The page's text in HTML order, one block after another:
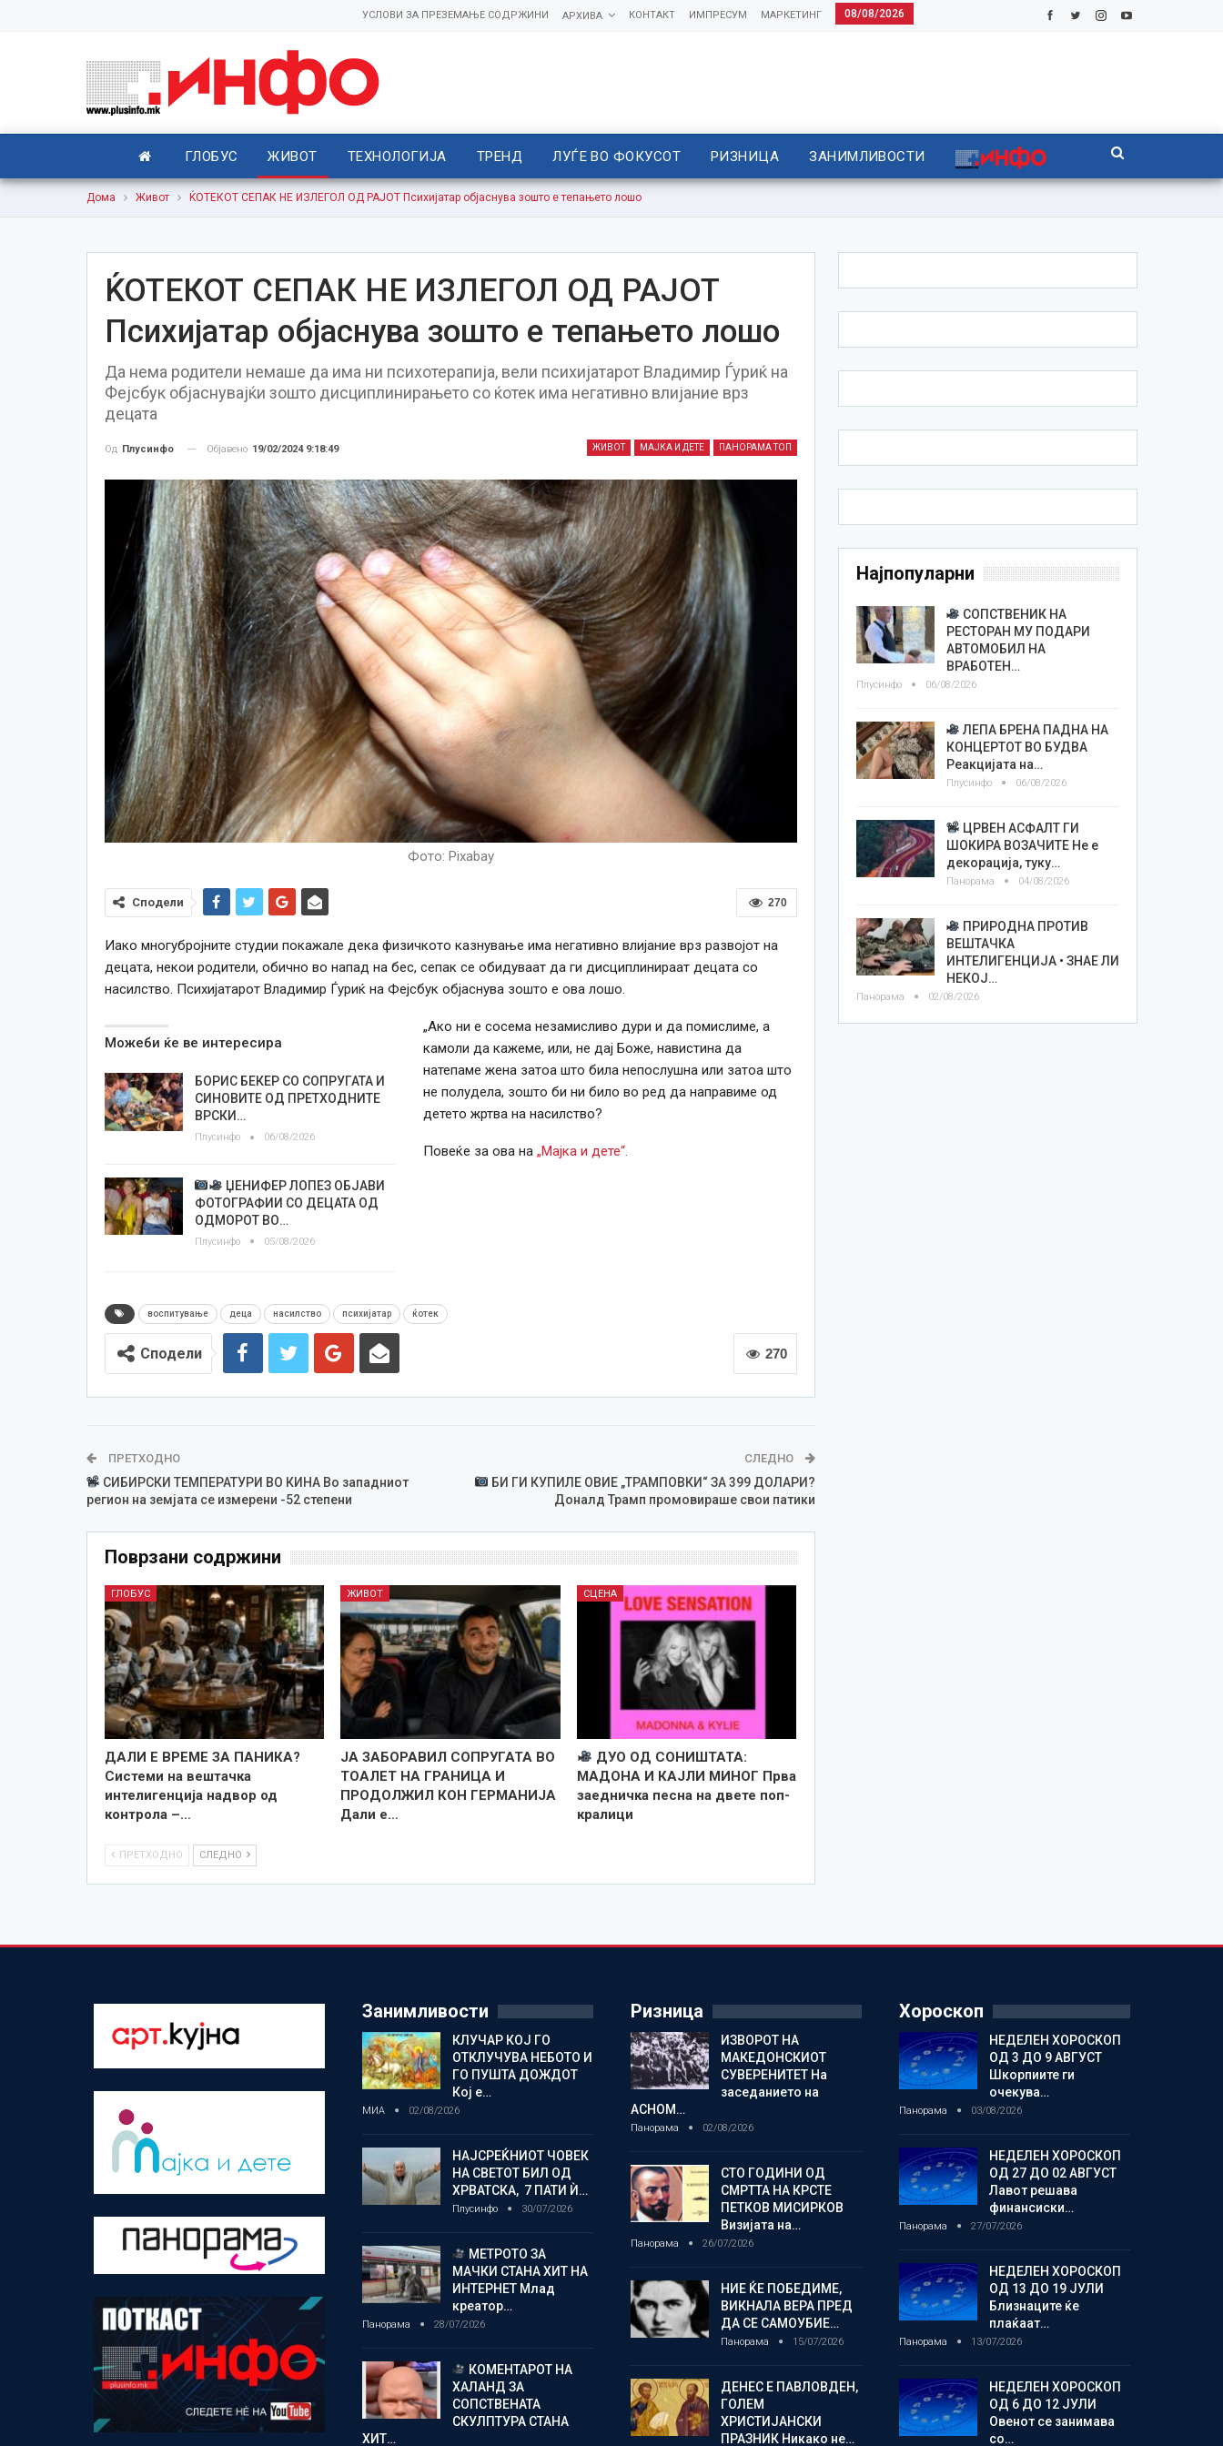
08/08/2026
МАРКЕТИНГ
ИМПРЕСУМ
КОНТАКТ
АРХИВА
УСЛОВИ ЗА ПРЕЗЕМАЊЕ СОДРЖИНИ
ГЛОБУС ЖИВОТ ТЕХНОЛОГИЈА ТРЕНД ЛУЃЕ ВО ФОКУСОТ РИЗНИЦА ЗАНИМЛИВОСТИ
Дома Живот ЌОТЕКОТ СЕПАК НЕ ИЗЛЕГОЛ ОД РАЈОТ Психијатар објаснува зошто е тепањето лошо
ЌОТЕКОТ СЕПАК НЕ ИЗЛЕГОЛ ОД РАЈОТ
Психијатар објаснува зошто е тепањето лошо
Да нема родители немаше да има ни психотерапија, вели психијатарот Владимир Ѓуриќ на
Фејсбук објаснувајќи зошто дисциплинирањето со ќотек има негативно влијание врз
децата
ЖИВОТ МАЈКА И ДЕТЕ ПАНОРАМА ТОП
Од Плусинфо Објавено 19/02/2024 9:18:49
Фото: Pixabay
270
Сподели
Иако многубројните студии покажале дека физичкото казнување има негативно влијание врз развојот на
децата, некои родители, обично во напад на бес, сепак се обидуваат да ги дисциплинираат децата со
насилство. Психијатарот Владимир Ѓуриќ на Фејсбук објаснува зошто е ова лошо.
Можеби ќе ве интересира
БОРИС БЕКЕР СО СОПРУГАТА И
СИНОВИТЕ ОД ПРЕТХОДНИТЕ
ВРСКИ…
Плусинфо 06/08/2026
ЏЕНИФЕР ЛОПЕЗ ОБЈАВИ
ФОТОГРАФИИ СО ДЕЦАТА ОД
ОДМОРОТ ВО…
Плусинфо 05/08/2026
„Ако ни е сосема незамисливо дури и да помислиме, а
камоли да кажеме, или, не дај Боже, навистина да
натепаме жена затоа што била непослушна или затоа што
не полудела, зошто би ни било во ред да направиме од
детето жртва на насилство?
Повеќе за ова на „Мајка и дете“.
воспитување деца насилство психијатар ќотек
270
Сподели
ПРЕТХОДНО
СИБИРСКИ ТЕМПЕРАТУРИ ВО КИНА Во западниот
регион на земјата се измерени -52 степени
СЛЕДНО
БИ ГИ КУПИЛЕ ОВИЕ „ТРАМПОВКИ“ ЗА 399 ДОЛАРИ?
Доналд Трамп промовираше свои патики
Поврзани содржини
ГЛОБУС
ДАЛИ Е ВРЕМЕ ЗА ПАНИКА?
Системи на вештачка
интелигенција надвор од
контрола –…
ЖИВОТ
ЈА ЗАБОРАВИЛ СОПРУГАТА ВО
ТОАЛЕТ НА ГРАНИЦА И
ПРОДОЛЖИЛ КОН ГЕРМАНИЈА
Дали е…
СЦЕНА
ДУО ОД СОНИШТАТА:
МАДОНА И КАЈЛИ МИНОГ Прва
заедничка песна на двете поп-
кралици
ПРЕТХОДНО СЛЕДНО
Најпопуларни
СОПСТВЕНИК НА
РЕСТОРАН МУ ПОДАРИ
АВТОМОБИЛ НА
ВРАБОТЕН…
Плусинфо 06/08/2026
ЛЕПА БРЕНА ПАДНА НА
КОНЦЕРТОТ ВО БУДВА
Реакцијата на…
Плусинфо 06/08/2026
ЦРВЕН АСФАЛТ ГИ
ШОКИРА ВОЗАЧИТЕ Не е
декорација, туку…
Панорама 04/08/2026
ПРИРОДНА ПРОТИВ
ВЕШТАЧКА
ИНТЕЛИГЕНЦИЈА • ЗНАЕ ЛИ
НЕКОЈ…
Панорама 02/08/2026
Занимливости
КЛУЧАР КОЈ ГО
ОТКЛУЧУВА НЕБОТО И
ГО ПУШТА ДОЖДОТ
Кој е…
МИА 02/08/2026
НАЈСРЕЌНИОТ ЧОВЕК
НА СВЕТОТ БИЛ ОД
ХРВАТСКА, 7 ПАТИ Ѝ…
Плусинфо 30/07/2026
МЕТРОТО ЗА
МАЧКИ СТАНА ХИТ НА
ИНТЕРНЕТ Млад
креатор…
Панорама 28/07/2026
КОМЕНТАРОТ НА
ХАЛАНД ЗА
СОПСТВЕНАТА
СКУЛПТУРА СТАНА
ХИТ…
Ризница
ИЗВОРОТ НА
МАКЕДОНСКИОТ
СУВЕРЕНИТЕТ На
заседанието на
АСНОМ…
Панорама 02/08/2026
СТО ГОДИНИ ОД
СМРТТА НА КРСТЕ
ПЕТКОВ МИСИРКОВ
Визијата на…
Панорама 26/07/2026
НИЕ ЌЕ ПОБЕДИМЕ,
ВИКНАЛА ВЕРА ПРЕД
ДА СЕ САМОУБИЕ…
Панорама 15/07/2026
ДЕНЕС Е ПАВЛОВДЕН,
ГОЛЕМ
ХРИСТИЈАНСКИ
ПРАЗНИК Никако не…
Хороскоп
НЕДЕЛЕН ХОРОСКОП
ОД 3 ДО 9 АВГУСТ
Шкорпиите ги
очекува…
Панорама 03/08/2026
НЕДЕЛЕН ХОРОСКОП
ОД 27 ДО 02 АВГУСТ
Лавот решава
финансиски…
Панорама 27/07/2026
НЕДЕЛЕН ХОРОСКОП
ОД 13 ДО 19 ЈУЛИ
Близнаците ќе
плаќаат…
Панорама 13/07/2026
НЕДЕЛЕН ХОРОСКОП
ОД 6 ДО 12 ЈУЛИ
Овенот се занимава
со…